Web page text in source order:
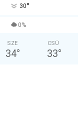
30°
0%
SZE
34°
CSÜ
33°